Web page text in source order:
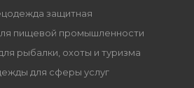
защитная
пищевой промышленности
рыбалки, охоты и туризма
для сферы услуг